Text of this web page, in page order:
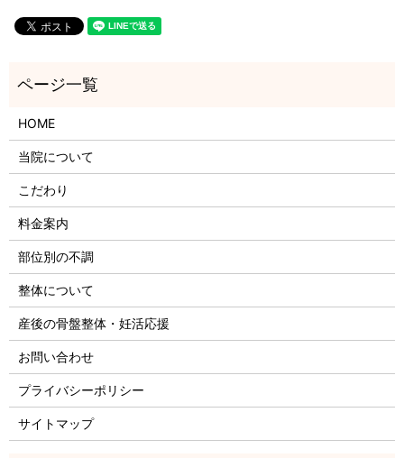
HOME
当院について
こだわり
料金案内
部位別の不調
整体について
産後の骨盤整体・妊活応援
お問い合わせ
プライバシーポリシー
サイトマップ